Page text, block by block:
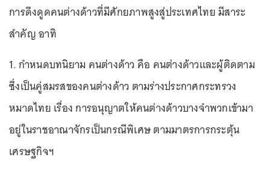
การดึงดูดคนต่างด้าวที่มีศักยภาพสูงสู่ประเทศไทย มีสาระ
สำคัญ อาทิ
1. กำหนดบทนิยาม คนต่างด้าว คือ คนต่างด้าวและผู้ติดตาม
ซึ่งเป็นคู่สมรสของคนต่างด้าว ตามร่างประกาศกระทรวง
หมาดไทย เรื่อง การอนุญาตให้คนต่างด้าวบางจำพวกเข้ามา
อยู่ในราชอาณาจักรเป็นกรณีพิเศษ ตามมาตรการกระตุ้น
เศรษฐกิจฯ